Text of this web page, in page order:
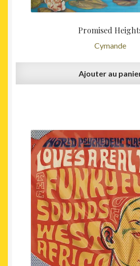
Promised
Cymande
Ajouter au